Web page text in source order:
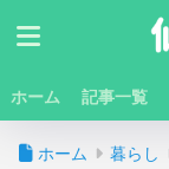
ホーム 記事一覧
ホーム 暮らし